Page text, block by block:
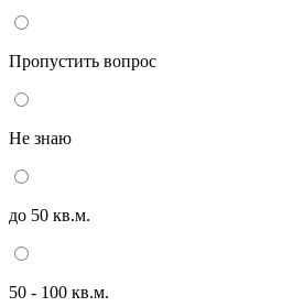
Пропустить вопрос
Не знаю
до 50 кв.м.
50 - 100 кв.м.